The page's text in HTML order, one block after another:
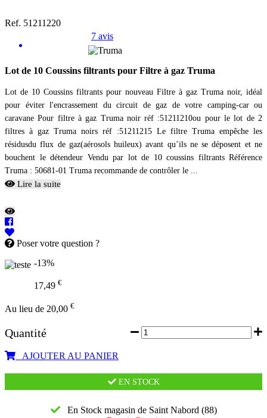
Ref. 51211220
7 avis
Lot de 10 Coussins filtrants pour Filtre à gaz Truma
Lot de 10 Coussins filtrants pour nouveau Filtre à gaz Truma noir, idéal
pour éviter l'encrassement du circuit de gaz de votre camping-car ou
caravane Pour filtre à gaz Truma noir réf :51211210ou pour le lot de 2
filtres à gaz Truma noirs réf :51211215 Le filtre Truma empêche les
résidusdu flux de gaz(aérosols huileux) avant qu’ils ne se déposent et ne
bouchent le détendeur Vendu par lot de 10 coussins filtrants Référence
Truma : 50681-01 Truma recommande de contrôler le ...
Lire la suite
Poser votre question ?
-13%
17,49 €
Au lieu de 20,00 €
Quantité
AJOUTER AU PANIER
EN STOCK
En Stock magasin de Saint Nabord (88)